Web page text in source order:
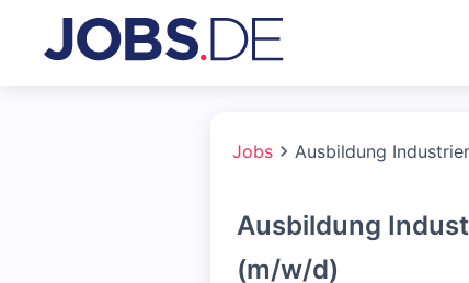
Jobs Ausbildung
Ausbildung
(m/w/d)